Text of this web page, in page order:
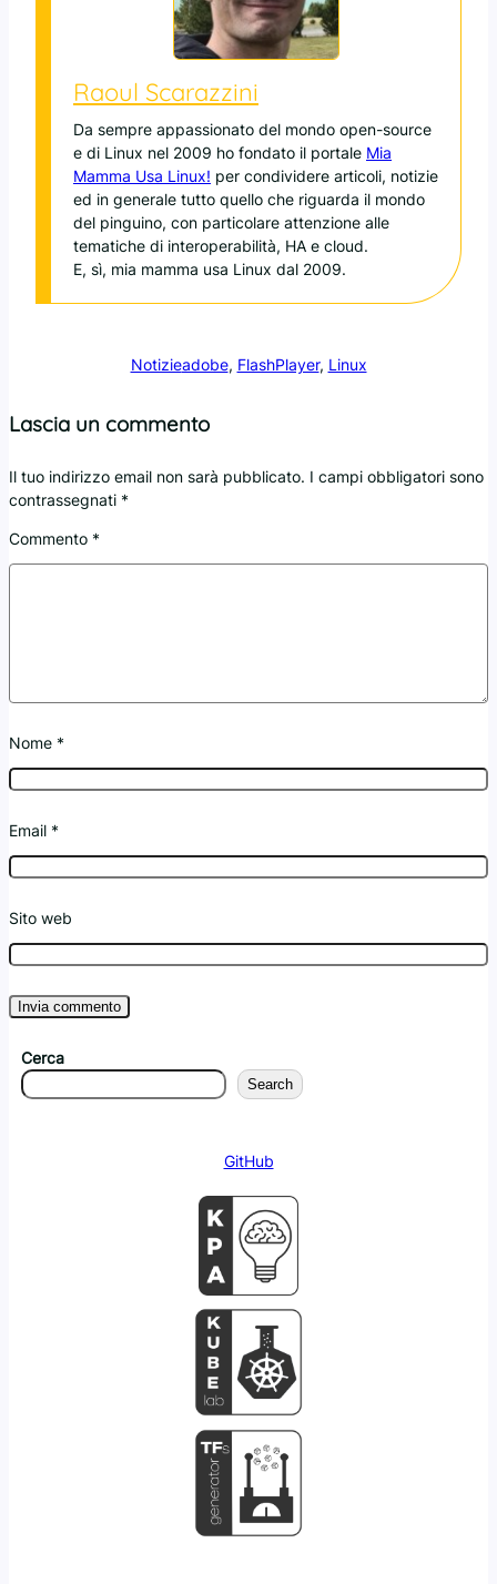
Raoul Scarazzini
Da sempre appassionato del mondo open-source
e di Linux nel 2009 ho fondato il portale Mia
Mamma Usa Linux! per condividere articoli, notizie
ed in generale tutto quello che riguarda il mondo
del pinguino, con particolare attenzione alle
tematiche di interoperabilità, HA e cloud.
E, sì, mia mamma usa Linux dal 2009.
Notizieadobe, FlashPlayer, Linux
Lascia un commento
Il tuo indirizzo email non sarà pubblicato. I campi obbligatori sono
contrassegnati *
Commento *
Nome *
Email *
Sito web
Cerca
Search
GitHub